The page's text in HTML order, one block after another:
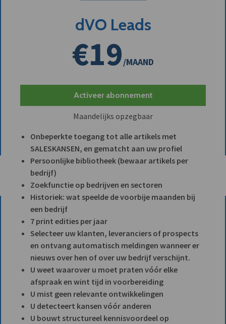
dVO Leads
€19/MAAND
Activeer abonnement
Maandelijks opzegbaar
Onbeperkte toegang tot alle artikels met
SALESKANSEN, en gematcht aan uw profiel
Persoonlijke bibliotheek (bewaar artikels per
bedrijf)
Zoekfunctie op bedrijven en sectoren
Historiek: wat speelde de voorbije maanden bij
een bedrijf
7 print edities per jaar
Selecteer uw klanten, leveranciers of prospects
en ontvang automatisch meldingen wanneer er
nieuws over hen of over uw bedrijf verschijnt.
U weet waarover u moet praten vóór elke
afspraak en wint tijd in voorbereiding
U mist geen relevante ontwikkelingen
U detecteert kansen vóór anderen
U bouwt structureel kennisvoordeel op